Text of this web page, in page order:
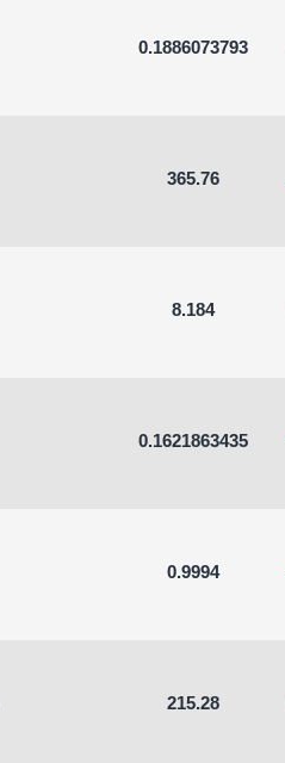
0.1886073793
365.76
8.184
0.1621863435
0.9994
215.28